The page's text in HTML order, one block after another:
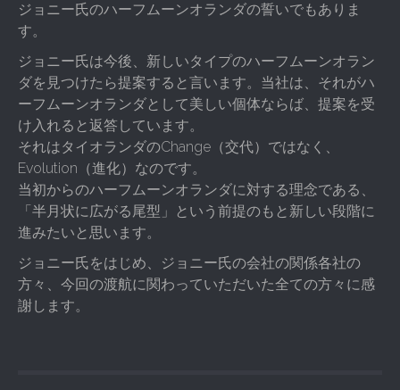
ジョニー氏のハーフムーンオランダの誓いでもありま
す。
ジョニー氏は今後、新しいタイプのハーフムーンオラン
ダを見つけたら提案すると言います。当社は、それがハ
ーフムーンオランダとして美しい個体ならば、提案を受
け入れると返答しています。
それはタイオランダのChange（交代）ではなく、
Evolution（進化）なのです。
当初からのハーフムーンオランダに対する理念である、
「半月状に広がる尾型」という前提のもと新しい段階に
進みたいと思います。
ジョニー氏をはじめ、ジョニー氏の会社の関係各社の
方々、今回の渡航に関わっていただいた全ての方々に感
謝します。